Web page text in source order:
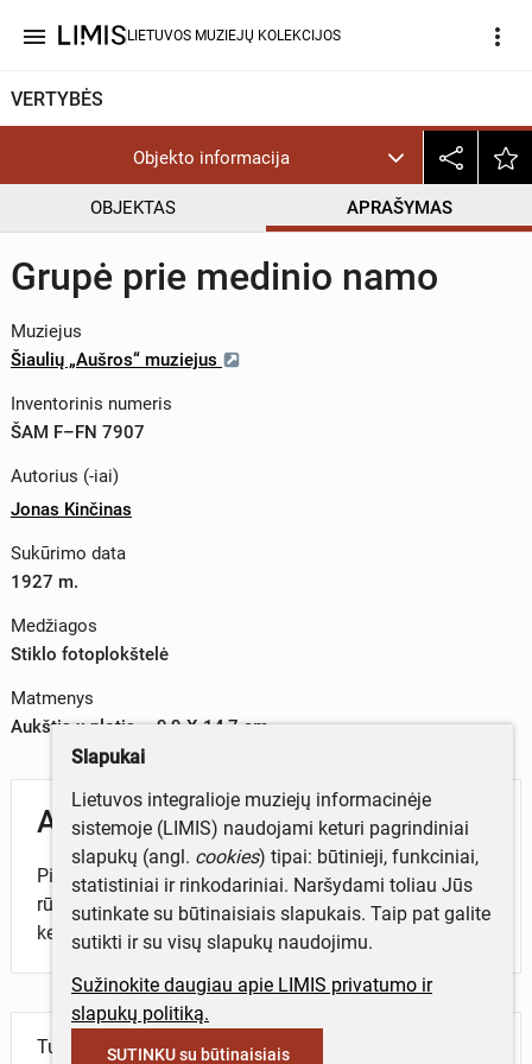
menu LIETUVOS MUZIEJŲ KOLEKCIJOS more_vert
VERTYBĖS
Objekto informacija
OBJEKTAS APRAŠYMAS
Grupė prie medinio namo
Muziejus
Šiaulių „Aušros“ muziejus
Inventorinis numeris
ŠAM F–FN 7907
Autorius (-iai)
Jonas Kinčinas
Sukūrimo data
1927 m.
Medžiagos
Stiklo fotoplokštelė
Matmenys
Aukštis x plotis – 9,9 X 14,7 cm
Aprašymas
Pirmoje eilėje sėdi devyni vyrai. Vienas iš jų dvasininko
rūbais. Likę kostiumuoti, greičiausiai mokytojai. Už jų
kelios eilės vaikinų ir merginų.
Turite daugiau informacijos apie objektą?
Slapukai
Lietuvos integralioje muziejų informacinėje
sistemoje (LIMIS) naudojami keturi pagrindiniai
slapukų (angl. cookies) tipai: būtinieji, funkciniai,
statistiniai ir rinkodariniai. Naršydami toliau Jūs
sutinkate su būtinaisiais slapukais. Taip pat galite
sutikti ir su visų slapukų naudojimu.
Sužinokite daugiau apie LIMIS privatumo ir
slapukų politiką.
SUTINKU su būtinaisiais